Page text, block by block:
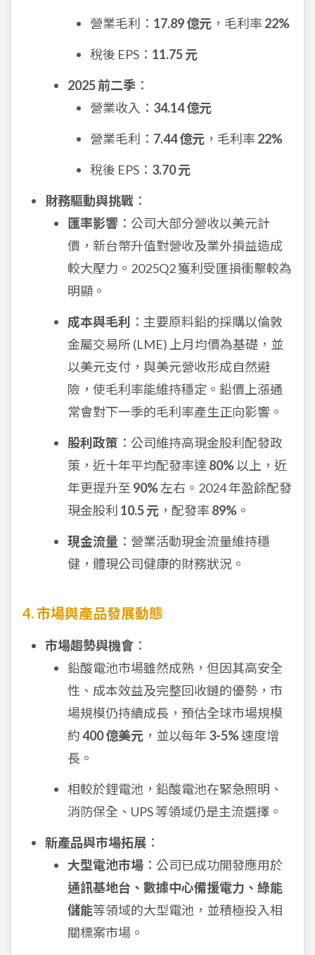
營業毛利： 17.89 億元 ，毛利率 22%
稅後 EPS： 11.75 元
2025 前二季 ：
營業收入： 34.14 億元
營業毛利： 7.44 億元 ，毛利率 22%
稅後 EPS： 3.70 元
財務驅動與挑戰 ：
匯率影響 ：公司大部分營收以美元計
價，新台幣升值對營收及業外損益造成
較大壓力。2025Q2 獲利受匯損衝擊較為
明顯。
成本與毛利
：主要原料鉛的採購以倫敦
金屬交易所 (LME) 上月均價為基礎，並
以美元支付，與美元營收形成自然避
險，使毛利率能維持穩定。鉛價上漲通
常會對下一季的毛利率產生正向影響。
股利政策 ：公司維持高現金股利配發政
策，近十年平均配發率達 80%以上，近
年更提升至 90%左右。2024 年盈餘配發
現金股利 10.5 元 ，配發率 89% 。
現金流量 ：營業活動現金流量維持穩
健，體現公司健康的財務狀況。
4. 市場與產品發展動態
市場趨勢與機會 ：
鉛酸電池市場雖然成熟，但因其高安全
性、成本效益及完整回收鏈的優勢，市
場規模仍持續成長，預估全球市場規模
約400 億美元 ，並以每年 3-5%速度增
長。
相較於鋰電池，鉛酸電池在緊急照明、
消防保全、UPS 等領域仍是主流選擇。
新產品與市場拓展 ：
大型電池市場 ：公司已成功開發應用於
通訊基地台、數據中心備援電力、綠能
儲能等領域的大型電池，並積極投入相
關標案市場。